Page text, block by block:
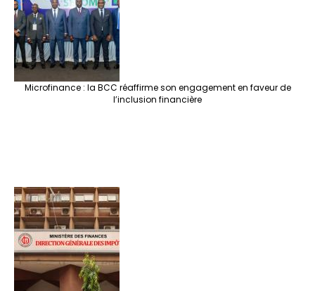
Microfinance : la BCC réaffirme son engagement en faveur de
l’inclusion financière